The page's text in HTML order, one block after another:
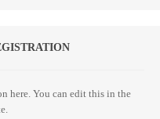
here. You can edit this in the